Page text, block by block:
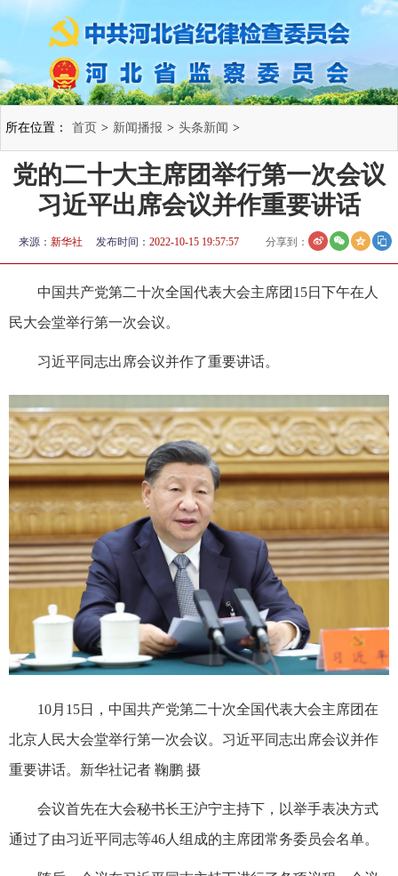
所在位置： 首页 > 新闻播报 > 头条新闻 >
党的二十大主席团举行第一次会议
习近平出席会议并作重要讲话
来源： 新华社 发布时间： 2022-10-15 19:57:57 分享到：
中国共产党第二十次全国代表大会主席团15日下午在人
民大会堂举行第一次会议。
习近平同志出席会议并作了重要讲话。
10月15日，中国共产党第二十次全国代表大会主席团在
北京人民大会堂举行第一次会议。习近平同志出席会议并作
重要讲话。新华社记者 鞠鹏 摄
会议首先在大会秘书长王沪宁主持下，以举手表决方式
通过了由习近平同志等46人组成的主席团常务委员会名单。